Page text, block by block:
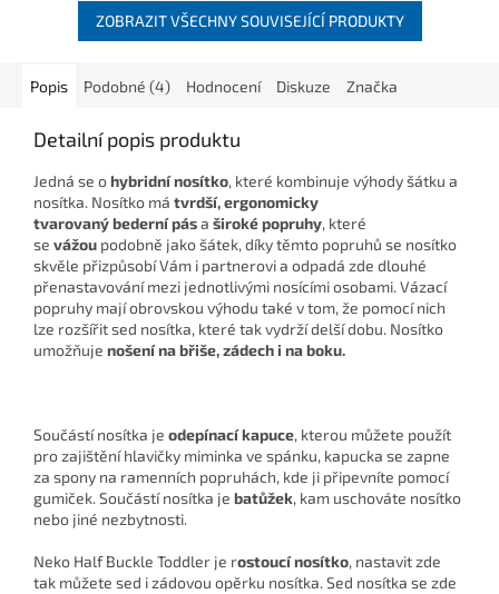
ZOBRAZIT VŠECHNY SOUVISEJÍCÍ PRODUKTY
Popis Podobné (4) Hodnocení Diskuze Značka
Detailní popis produktu
Jedná se ohybridní nosítko, které kombinuje výhody šátku a
nosítka. Nosítko má tvrdší, ergonomicky
tvarovaný bederní pása široké popruhy, které
se vážou podobně jako šátek, díky těmto popruhů se nosítko
skvěle přizpůsobí Vám i partnerovi a odpadá zde dlouhé
přenastavování mezi jednotlivými nosícími osobami. Vázací
popruhy mají obrovskou výhodu také v tom, že pomocí nich
lze rozšířit sed nosítka, které tak vydrží delší dobu. Nosítko
umožňuje nošení na břiše, zádech i na boku.
Součástí nosítka je odepínací kapuce, kterou můžete použít
pro zajištění hlavičky miminka ve spánku, kapucka se zapne
za spony na ramenních popruhách, kde ji připevníte pomocí
gumiček. Součástí nosítka je batůžek, kam uschováte nosítko
nebo jiné nezbytnosti.
Neko Half Buckle Toddler je rostoucí nosítko, nastavit zde
tak můžete sed i zádovou opěrku nosítka. Sed nosítka se zde